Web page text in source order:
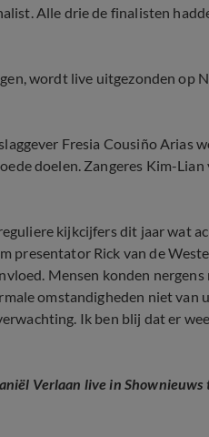
Alle drie de finalisten
wordt live uitgezonden op
Fresia Cousiño Arias
doelen. Zangeres Kim-Lian
kijkcijfers dit jaar wat
presentator Rick van de
Mensen konden nergens
omstandigheden niet van
Ik ben blij dat er
Verlaan live in